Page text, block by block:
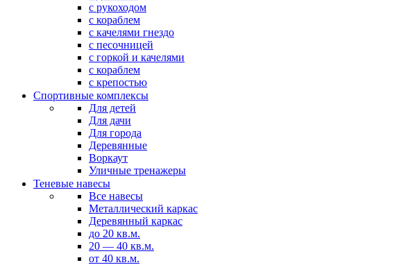
с рукоходом
с кораблем
с качелями гнездо
с песочницей
с горкой и качелями
с кораблем
с крепостью
Спортивные комплексы
Для детей
Для дачи
Для города
Деревянные
Воркаут
Уличные тренажеры
Теневые навесы
Все навесы
Металлический каркас
Деревянный каркас
до 20 кв.м.
20 — 40 кв.м.
от 40 кв.м.